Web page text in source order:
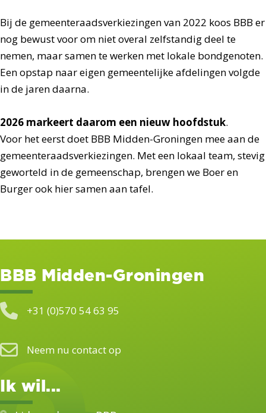
Bij de gemeenteraadsverkiezingen van 2022 koos BBB er
nog bewust voor om niet overal zelfstandig deel te
nemen, maar samen te werken met lokale bondgenoten.
Een opstap naar eigen gemeentelijke afdelingen volgde
in de jaren daarna.
2026 markeert daarom een nieuw hoofdstuk.
Voor het eerst doet BBB Midden-Groningen mee aan de
gemeenteraadsverkiezingen. Met een lokaal team, stevig
geworteld in de gemeenschap, brengen we Boer en
Burger ook hier samen aan tafel.
BBB Midden-Groningen
+31 (0)570 54 63 95
Neem nu contact op
Ik wil...